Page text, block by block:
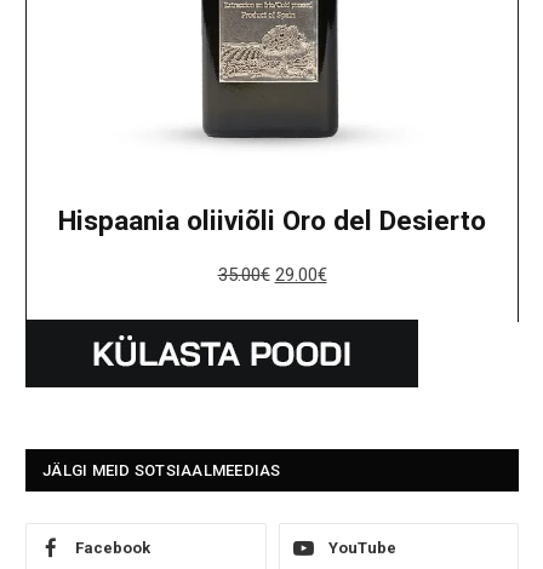
Hispaania oliiviõli Oro del Desierto
35.00€ 29.00€
JÄLGI MEID SOTSIAALMEEDIAS
Facebook YouTube